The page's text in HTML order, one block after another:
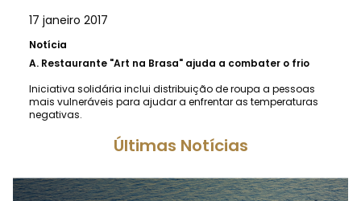
17 janeiro 2017
Notícia
A. Restaurante "Art na Brasa" ajuda a combater o frio
Iniciativa solidária inclui distribuição de roupa a pessoas
mais vulneráveis para ajudar a enfrentar as temperaturas
negativas.
Últimas Notícias